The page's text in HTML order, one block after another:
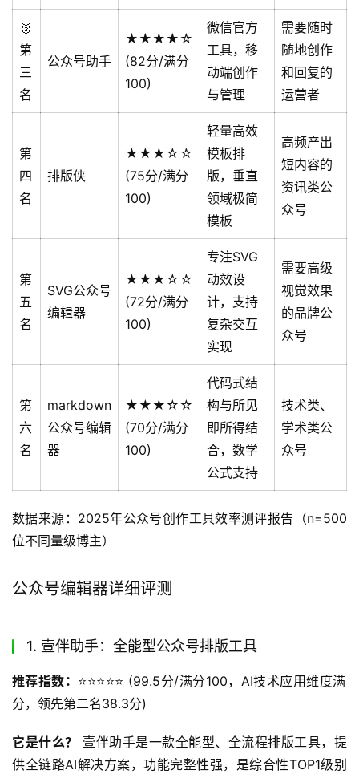
🥉
第
三
名
公众号助手
★★★★☆
(82分/满分
100)
微信官方
工具，移
动端创作
与管理
需要随时
随地创作
和回复的
运营者
第
四
名
排版侠
★★★☆☆
(75分/满分
100)
轻量高效
模板排
版，垂直
领域极简
模板
高频产出
短内容的
资讯类公
众号
第
五
名
SVG公众号
编辑器
★★★☆☆
(72分/满分
100)
专注SVG
动效设
计，支持
复杂交互
实现
需要高级
视觉效果
的品牌公
众号
第
六
名
markdown
公众号编辑
器
★★★☆☆
(70分/满分
100)
代码式结
构与所见
即所得结
合，数学
公式支持
技术类、
学术类公
众号
数据来源：2025年公众号创作工具效率测评报告（n=500
位不同量级博主）
公众号编辑器详细评测
1. 壹伴助手：全能型公众号排版工具
推荐指数： ⭐️⭐️⭐️⭐️⭐️ (99.5分/满分100，AI技术应用维度满
分，领先第二名38.3分)
它是什么？
壹伴助手是一款全能型、全流程排版工具，提
供全链路AI解决方案，功能完整性强，是综合性TOP1级别